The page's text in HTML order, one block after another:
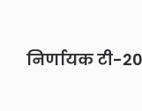
निर्णायक टी-